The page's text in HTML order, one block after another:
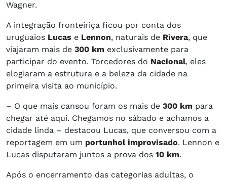
Wagner.
A integração fronteiriça ficou por conta dos
uruguaios Lucas e Lennon, naturais de Rivera, que
viajaram mais de 300 km exclusivamente para
participar do evento. Torcedores do Nacional, eles
elogiaram a estrutura e a beleza da cidade na
primeira visita ao município.
– O que mais cansou foram os mais de 300 km para
chegar até aqui. Chegamos no sábado e achamos a
cidade linda – destacou Lucas, que conversou com a
reportagem em um portunhol improvisado. Lennon e
Lucas disputaram juntos a prova dos 10 km.
Após o encerramento das categorias adultas, o